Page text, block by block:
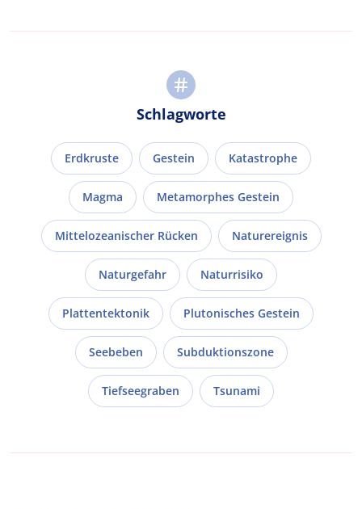
Schlagworte
Erdkruste Gestein Katastrophe
Magma Metamorphes Gestein
Mittelozeanischer Rücken Naturereignis
Naturgefahr Naturrisiko
Plattentektonik Plutonisches Gestein
Seebeben Subduktionszone
Tiefseegraben Tsunami